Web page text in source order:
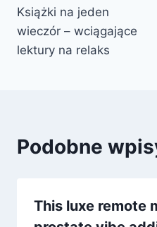
wpisu
Książki na jeden
wieczór – wciągające
lektury na relaks
Podobne
This luxe remote